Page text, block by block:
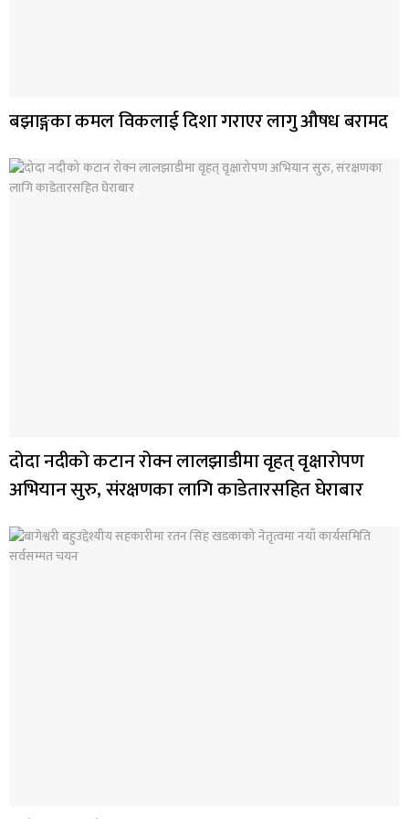
बझाङ्गका कमल विकलाई दिशा गराएर लागु औषध बरामद
दोदा नदीको कटान रोक्न लालझाडीमा वृहत् वृक्षारोपण
अभियान सुरु, संरक्षणका लागि काडेतारसहित घेराबार